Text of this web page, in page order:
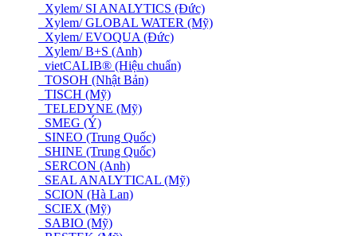
Xylem/ SI ANALYTICS (Đức)
Xylem/ GLOBAL WATER (Mỹ)
Xylem/ EVOQUA (Đức)
Xylem/ B+S (Anh)
vietCALIB® (Hiệu chuẩn)
TOSOH (Nhật Bản)
TISCH (Mỹ)
TELEDYNE (Mỹ)
SMEG (Ý)
SINEO (Trung Quốc)
SHINE (Trung Quốc)
SERCON (Anh)
SEAL ANALYTICAL (Mỹ)
SCION (Hà Lan)
SCIEX (Mỹ)
SABIO (Mỹ)